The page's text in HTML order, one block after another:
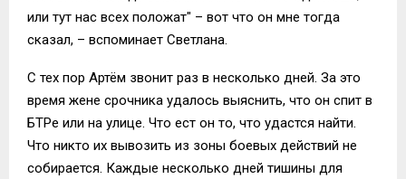
или тут нас всех положат" – вот что он мне тогда
сказал, – вспоминает Светлана.
С тех пор Артём звонит раз в несколько дней. За это
время жене срочника удалось выяснить, что он спит в
БТРе или на улице. Что ест он то, что удастся найти.
Что никто их вывозить из зоны боевых действий не
собирается. Каждые несколько дней тишины для